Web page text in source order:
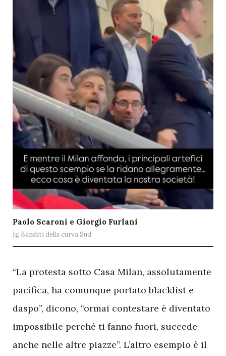
Paolo Scaroni e Giorgio Furlani
Ig Banditi della curva Sud
“La protesta sotto Casa Milan, assolutamente
pacifica, ha comunque portato blacklist e
daspo”, dicono, “ormai contestare è diventato
impossibile perché ti fanno fuori, succede
anche nelle altre piazze”. L’altro esempio è il